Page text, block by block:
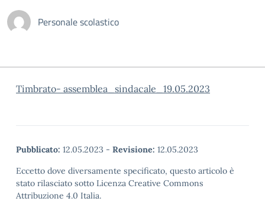
Personale scolastico
Timbrato- assemblea_sindacale_19.05.2023
Pubblicato: 12.05.2023 - Revisione: 12.05.2023
Eccetto dove diversamente specificato, questo articolo è
stato rilasciato sotto Licenza Creative Commons
Attribuzione 4.0 Italia.